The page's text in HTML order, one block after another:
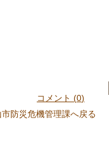
コメント (0)
防災危機管理課へ戻る